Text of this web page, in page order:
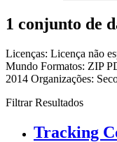
1 conjunto de
Licenças: Licença não
Mundo Formatos: ZIP
2014 Organizações:
Filtrar Resultados
Tracking